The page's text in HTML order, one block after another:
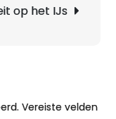
Start
op het IJs
Vereiste velden